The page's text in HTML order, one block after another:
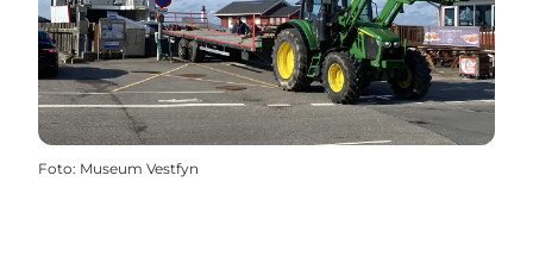
Foto: Museum Vestfyn